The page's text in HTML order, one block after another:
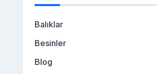
Balıklar
Besinler
Blog